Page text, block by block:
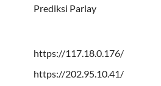
Prediksi Parlay
https://117.18.0.176/
https://202.95.10.41/